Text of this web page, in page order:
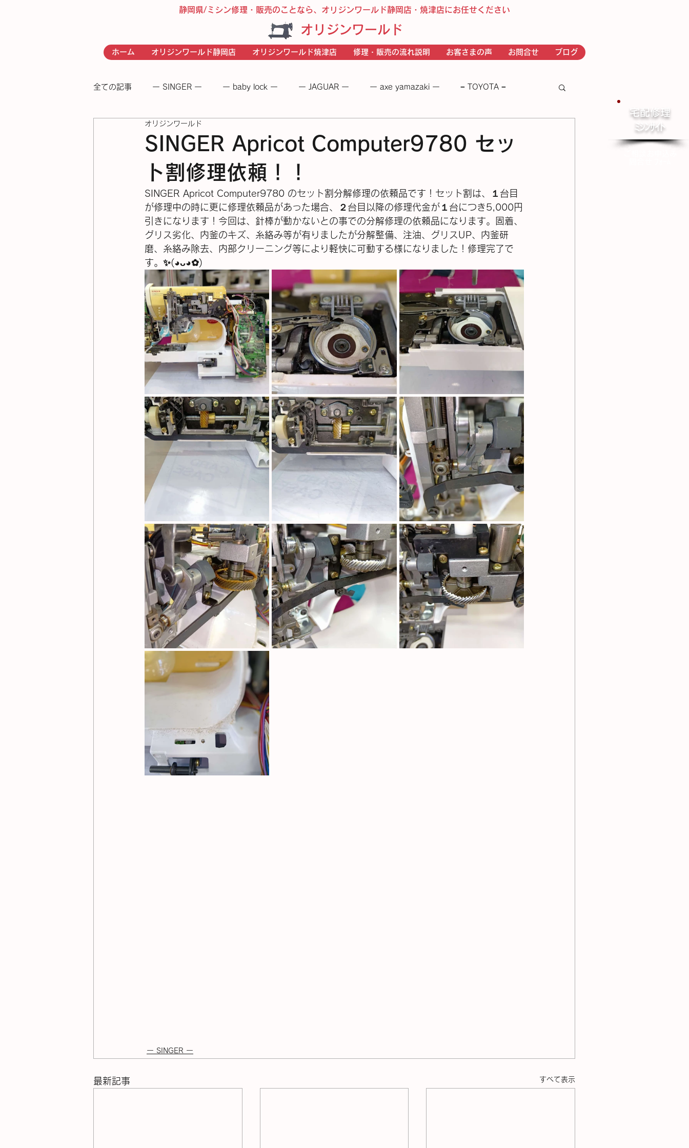
宅配修理
​ﾐｼﾝｻｲﾄ
静岡県/ミシン修理・販売のことなら、オリジンワールド静岡店・焼津店にお任せください
オリジンワールド
ホーム オリジンワールド静岡店 オリジンワールド焼津店 修理・販売の流れ説明 お客さまの声 お問合せ ブログ
全ての記事 ー SINGER ー ー baby lock ー ー JAGUAR ー ー axe yamazaki ー − TOYOTA −
- RICCAR - − 足踏みミシン −
SINGER Apricot Computer9780 セッ
ト割修理依頼！！
オリジンワールド
SINGER Apricot Computer9780 のセット割分解修理の依頼品です！セット割は、１台目
が修理中の時に更に修理依頼品があった場合、２台目以降の修理代金が１台につき5,000円
引きになります！今回は、針棒が動かないとの事での分解修理の依頼品になります。固着、
グリス劣化、内釜のキズ、糸絡み等が有りましたが分解整備、注油、グリスUP、内釜研
磨、糸絡み除去、内部クリーニング等により軽快に可動する様になりました！修理完了で
す。✨(⁠◕⁠ᴗ⁠◕⁠✿⁠)
ー SINGER ー
最新記事 すべて表示